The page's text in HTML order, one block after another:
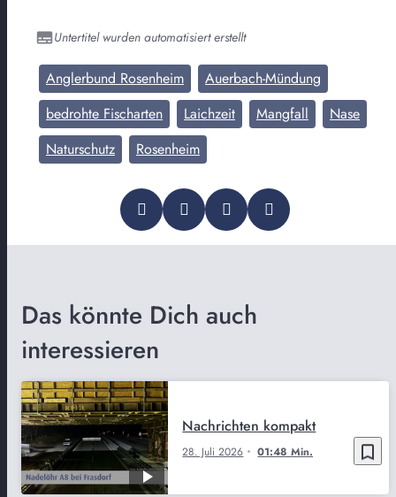
Untertitel wurden automatisiert erstellt
Anglerbund Rosenheim
Auerbach-Mündung
bedrohte Fischarten
Laichzeit Mangfall
Nase
Naturschutz
Rosenheim
Das könnte Dich auch
interessieren
bookmark_border
28. Juli 2026 01:48 Min.
Nachrichten kompakt